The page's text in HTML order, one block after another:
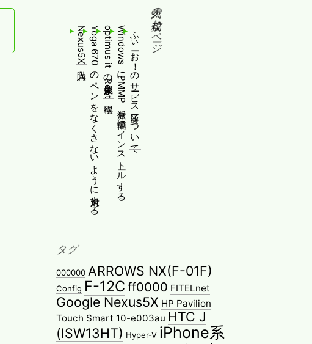
人気の投稿とページ
ふぃーお！のサービス終了について
WindowsにPMMP派生を簡単にインストールする
optimus itの擬似永久Root取得
Yoga 670のペンをなくさないように対策する
Nexus5X購入
タグ
000000 ARROWS NX(F-01F)
Config F-12C ff0000 FITELnet
Google Nexus5X HP Pavilion
Touch Smart 10-e003au HTC J
(ISW13HT) Hyper-V iPhone系